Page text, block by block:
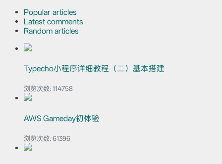
Popular articles
Latest comments
Random articles
Typecho小程序详细教程（二）基本搭建
浏览次数: 114758
AWS Gameday初体验
浏览次数: 61396